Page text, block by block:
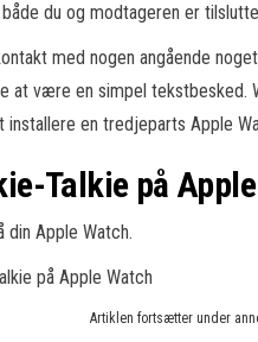
du og modtageren er
med nogen angående
at være en simpel tekstbesked.
en tredjeparts Apple
Talkie på
din Apple Watch.
Artiklen fortsætter under